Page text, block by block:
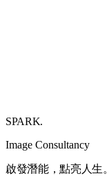
SPARK.
Image Consultancy
啟發潛能，點亮人生。